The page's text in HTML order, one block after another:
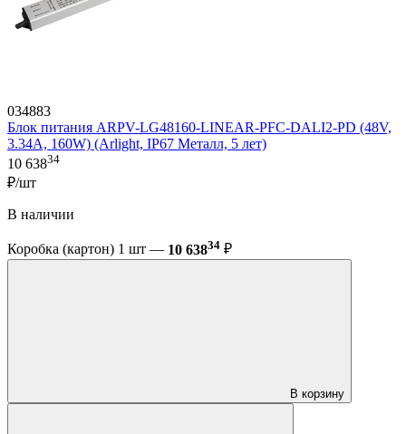
034883
Блок питания ARPV-LG48160-LINEAR-PFC-DALI2-PD (48V,
3.34A, 160W) (Arlight, IP67 Металл, 5 лет)
10 63834
₽/шт
В наличии
Коробка (картон) 1 шт — 10 63834 ₽
В корзину